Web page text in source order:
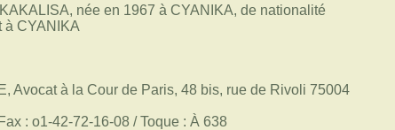
née en 1967 à CYANIKA, de nationalité
à CYANIKA
Avocat à la Cour de Paris, 48 bis, rue de Rivoli 75004
: o1-42-72-16-08 / Toque : À 638